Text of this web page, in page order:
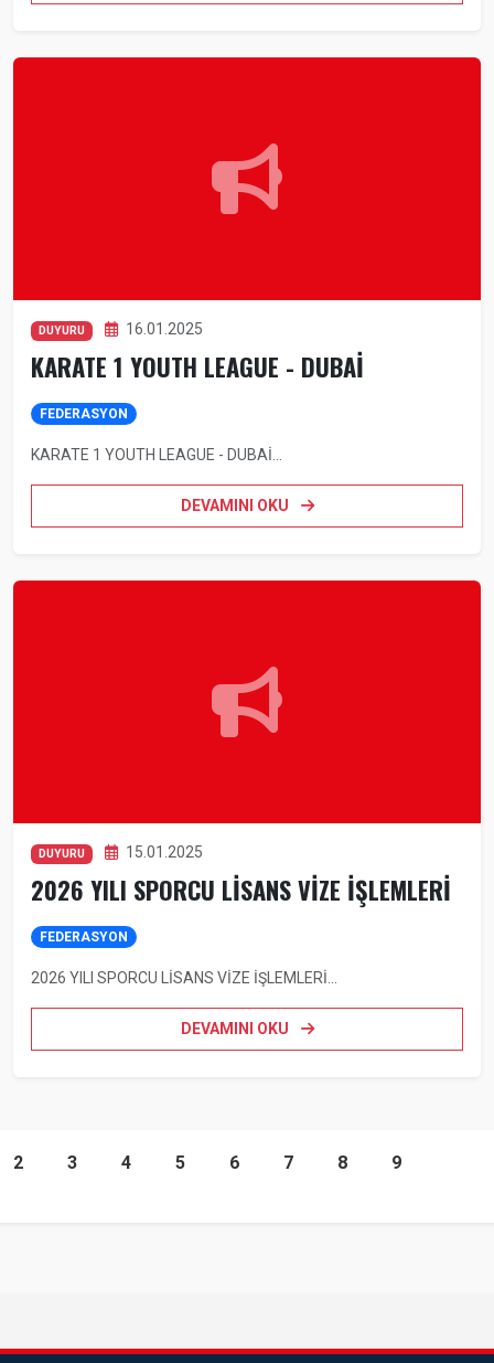
DUYURU 16.01.2025
KARATE 1 YOUTH LEAGUE - DUBAİ
FEDERASYON
KARATE 1 YOUTH LEAGUE - DUBAİ...
DEVAMINI OKU
DUYURU 15.01.2025
2026 YILI SPORCU LİSANS VİZE İŞLEMLERİ
FEDERASYON
2026 YILI SPORCU LİSANS VİZE İŞLEMLERİ...
DEVAMINI OKU
2 3 4 5 6 7 8 9